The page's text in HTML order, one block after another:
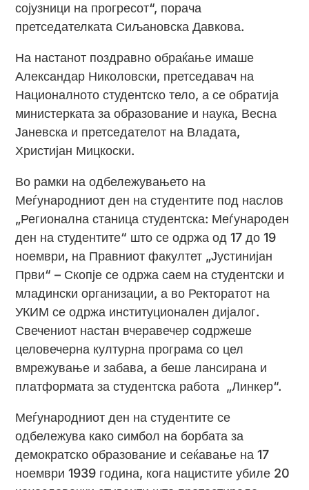
сојузници на прогресот“, порача
претседателката Сиљановска Давкова.
На настанот поздравно обраќање имаше
Александар Николовски, претседавач на
Националното студентско тело, а се обратија
министерката за образование и наука, Весна
Јаневска и претседателот на Владата,
Христијан Мицкоски.
Во рамки на одбележувањето на
Меѓународниот ден на студентите под наслов
„Регионална станица студентска: Меѓународен
ден на студентите“ што се одржа од 17 до 19
ноември, на Правниот факултет „Јустинијан
Први“ – Скопје се одржа саем на студентски и
младински организации, а во Ректоратот на
УКИМ се одржа институционален дијалог.
Свечениот настан вчеравечер содржеше
целовечерна културна програма со цел
вмрежување и забава, а беше лансирана и
платформата за студентска работа „Линкер“.
Меѓународниот ден на студентите се
одбележува како симбол на борбата за
демократско образование и сеќавање на 17
ноември 1939 година, кога нацистите убиле 20